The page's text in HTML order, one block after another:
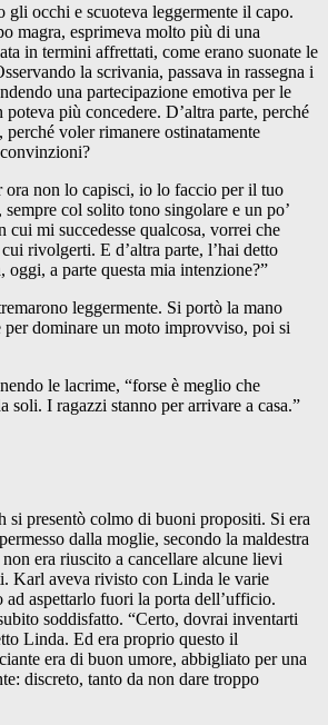
gli occhi e scuoteva leggermente il capo.
magra, esprimeva molto più di una
in termini affrettati, come erano suonate le
la scrivania, passava in rassegna i
una partecipazione emotiva per le
più concedere. D’altra parte, perché
voler rimanere ostinatamente
ora non lo capisci, io lo faccio per il tuo
col solito tono singolare e un po’
cui mi succedesse qualcosa, vorrei che
rivolgerti. E d’altra parte, l’hai detto
oggi, a parte questa mia intenzione?”
leggermente. Si portò la mano
per dominare un moto improvviso, poi si
le lacrime, “forse è meglio che
soli. I ragazzi stanno per arrivare a casa.”
si presentò colmo di buoni propositi. Si era
dalla moglie, secondo la maldestra
era riuscito a cancellare alcune lievi
Karl aveva rivisto con Linda le varie
ad aspettarlo fuori la porta dell’ufficio.
soddisfatto. “Certo, dovrai inventarti
Linda. Ed era proprio questo il
era di buon umore, abbigliato per una
discreto, tanto da non dare troppo